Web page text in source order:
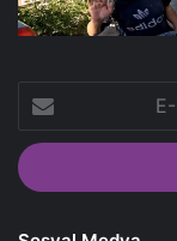
Posta
adresinizi
giriniz